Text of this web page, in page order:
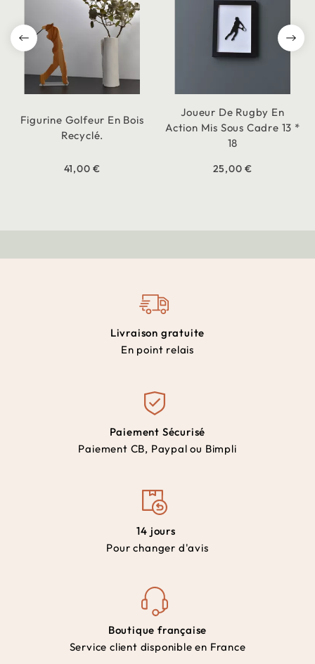
Figurine Golfeur En Bois
Recyclé.
41,00 €
Joueur De Rugby En
Action Mis Sous Cadre 13 *
18
25,00 €
Livraison gratuite
En point relais
Paiement Sécurisé
Paiement CB, Paypal ou Bimpli
14 jours
Pour changer d'avis
Boutique française
Service client disponible en France